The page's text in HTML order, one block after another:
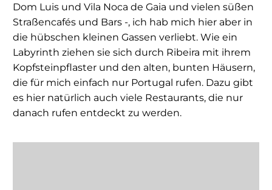
Dom Luis und Vila Noca de Gaia und vielen süßen
Straßencafés und Bars -, ich hab mich hier aber in
die hübschen kleinen Gassen verliebt. Wie ein
Labyrinth ziehen sie sich durch Ribeira mit ihrem
Kopfsteinpflaster und den alten, bunten Häusern,
die für mich einfach nur Portugal rufen. Dazu gibt
es hier natürlich auch viele Restaurants, die nur
danach rufen entdeckt zu werden.